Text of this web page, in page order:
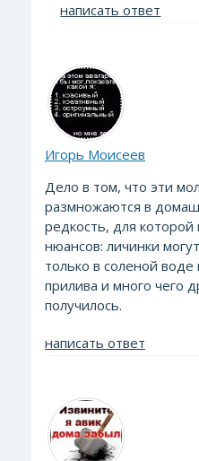
написать ответ
Игорь Моисеев
Дело в том, что эти
размножаются в
редкость, для
нюансов: личинки
только в соленой
прилива и много чего
получилось.
написать ответ